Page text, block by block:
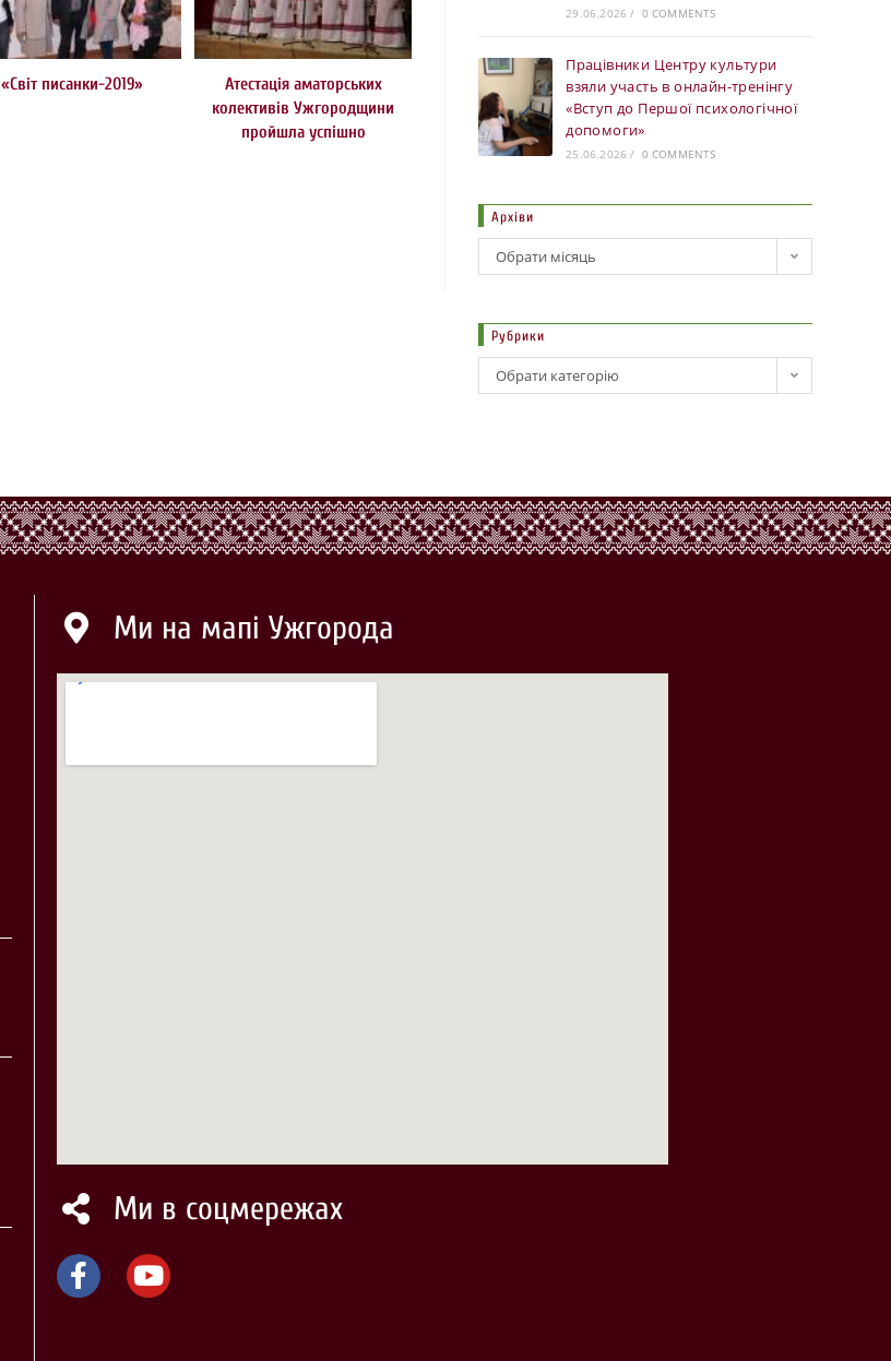
«Світ писанки-2019»
Атестація аматорських
колективів Ужгородщини
пройшла успішно
29.06.2026 / 0 COMMENTS
Працівники Центру культури
взяли участь в онлайн-тренінгу
«Вступ до Першої психологічної
допомоги»
25.06.2026 / 0 COMMENTS
Архіви
Обрати місяць
Рубрики
Обрати категорію
Ми на мапі Ужгорода
Ми в соцмережах